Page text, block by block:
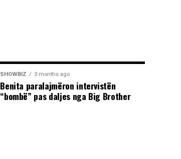
SHOWBIZ 3 months ago
Benita paralajmëron intervistën
“bombë” pas daljes nga Big Brother